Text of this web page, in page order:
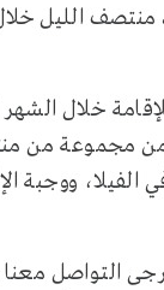
الفيلا،
التواصل معنا